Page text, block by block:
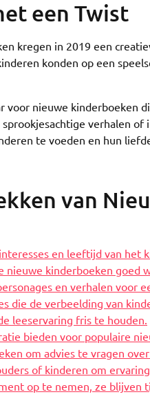
een Twist
kregen in 2019 een
konden op een
voor nieuwe kinderboeken
verhalen
te voeden en hun
van
en leeftijd van het
nieuwe kinderboeken goed
en verhalen voor
die de verbeelding van
leeservaring fris te houden.
bieden voor populaire
om advies te vragen
of kinderen om
op te nemen, ze blijven